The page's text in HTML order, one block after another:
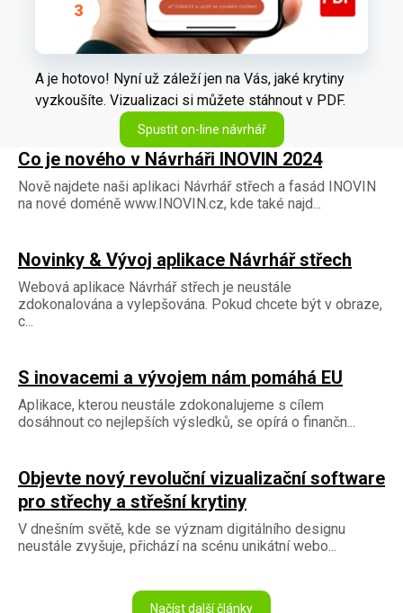
3
A je hotovo! Nyní už záleží jen na Vás, jaké krytiny
vyzkoušíte. Vizualizaci si můžete stáhnout v PDF.
Spustit on-line návrhář
Co je nového v Návrháři INOVIN 2024
Nově najdete naši aplikaci Návrhář střech a fasád INOVIN
na nové doméně www.INOVIN.cz, kde také najd...
Novinky & Vývoj aplikace Návrhář střech
Webová aplikace Návrhář střech je neustále
zdokonalována a vylepšována. Pokud chcete být v obraze,
c...
S inovacemi a vývojem nám pomáhá EU
Aplikace, kterou neustále zdokonalujeme s cílem
dosáhnout co nejlepších výsledků, se opírá o finančn...
Objevte nový revoluční vizualizační software
pro střechy a střešní krytiny
V dnešním světě, kde se význam digitálního designu
neustále zvyšuje, přichází na scénu unikátní webo...
Načíst další články